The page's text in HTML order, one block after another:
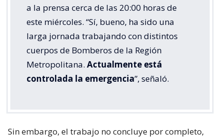
a la prensa cerca de las 20:00 horas de
este miércoles. “Sí, bueno, ha sido una
larga jornada trabajando con distintos
cuerpos de Bomberos de la Región
Metropolitana. Actualmente está
controlada la emergencia”, señaló.
Sin embargo, el trabajo no concluye por completo,